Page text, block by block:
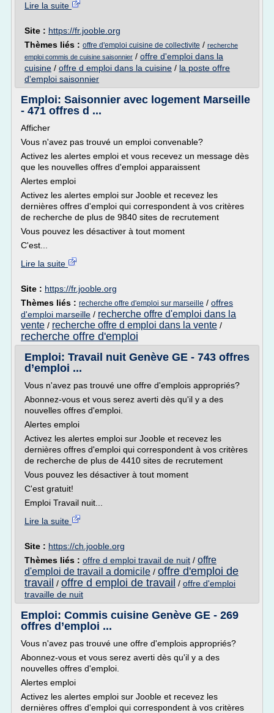
Lire la suite
Site : https://fr.jooble.org
Thèmes liés : offre d'emploi cuisine de collectivite / recherche
emploi commis de cuisine saisonnier / offre d'emploi dans la
cuisine / offre d emploi dans la cuisine / la poste offre
d'emploi saisonnier
Emploi: Saisonnier avec logement Marseille
- 471 offres d ...
Afficher
Vous n'avez pas trouvé un emploi convenable?
Activez les alertes emploi et vous recevez un message dès
que les nouvelles offres d'emploi apparaissent
Alertes emploi
Activez les alertes emploi sur Jooble et recevez les
dernières offres d'emploi qui correspondent à vos critères
de recherche de plus de 9840 sites de recrutement
Vous pouvez les désactiver à tout moment
C'est...
Lire la suite
Site : https://fr.jooble.org
Thèmes liés : recherche offre d'emploi sur marseille / offres
d'emploi marseille / recherche offre d'emploi dans la
vente / recherche offre d emploi dans la vente /
recherche offre d'emploi
Emploi: Travail nuit Genève GE - 743 offres
d’emploi ...
Vous n'avez pas trouvé une offre d'emplois appropriés?
Abonnez-vous et vous serez averti dès qu'il y a des
nouvelles offres d'emploi.
Alertes emploi
Activez les alertes emploi sur Jooble et recevez les
dernières offres d'emploi qui correspondent à vos critères
de recherche de plus de 4410 sites de recrutement
Vous pouvez les désactiver à tout moment
C'est gratuit!
Emploi Travail nuit...
Lire la suite
Site : https://ch.jooble.org
Thèmes liés : offre d emploi travail de nuit / offre
d'emploi de travail a domicile / offre d'emploi de
travail / offre d emploi de travail / offre d'emploi
travaille de nuit
Emploi: Commis cuisine Genève GE - 269
offres d’emploi ...
Vous n'avez pas trouvé une offre d'emplois appropriés?
Abonnez-vous et vous serez averti dès qu'il y a des
nouvelles offres d'emploi.
Alertes emploi
Activez les alertes emploi sur Jooble et recevez les
dernières offres d'emploi qui correspondent à vos critères